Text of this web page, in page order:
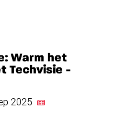
Warm het
Techvisie -
2025